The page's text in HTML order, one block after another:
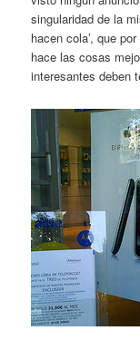
singularidad de la
hacen cola’, que
hace las cosas
interesantes deben